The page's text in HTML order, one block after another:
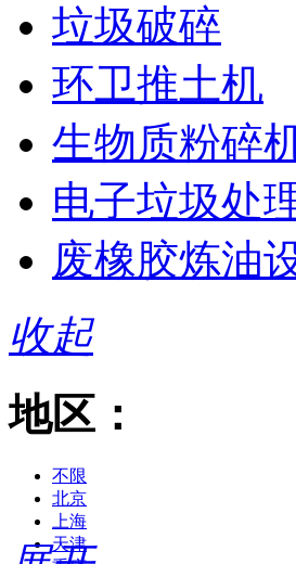
垃圾破碎
环卫推土机
生物质粉碎
电子垃圾处
废橡胶炼油
收起
地区：
不限
北京
上海
天津